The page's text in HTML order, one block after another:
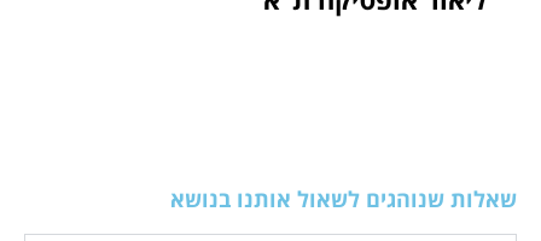
שאלות שנוהגים לשאול אותנו בנושא